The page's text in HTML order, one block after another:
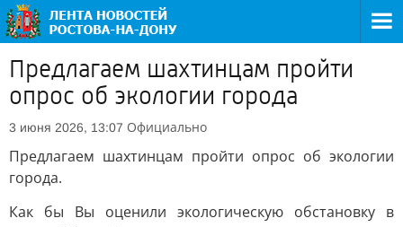
Предлагаем шахтинцам пройти
опрос об экологии города
3 июня 2026, 13:07 Официально
Предлагаем шахтинцам пройти опрос об экологии
города.
Как бы Вы оценили экологическую обстановку в